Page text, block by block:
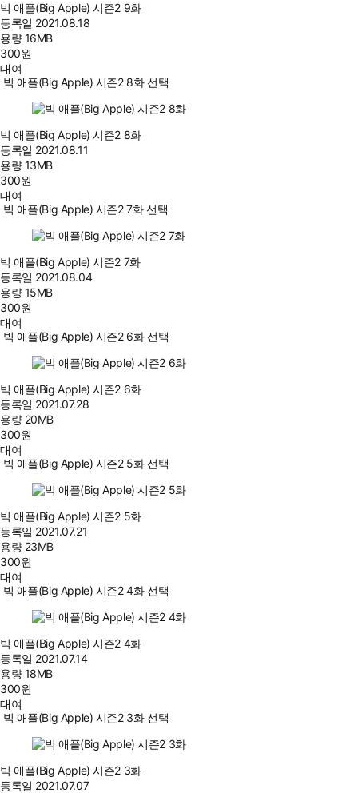
빅 애플(Big Apple) 시즌2 9화
등록일 2021.08.18
용량16MB
300원
대여
빅 애플(Big Apple) 시즌2 8화 선택
빅 애플(Big Apple) 시즌2 8화
등록일 2021.08.11
용량13MB
300원
대여
빅 애플(Big Apple) 시즌2 7화 선택
빅 애플(Big Apple) 시즌2 7화
등록일 2021.08.04
용량15MB
300원
대여
빅 애플(Big Apple) 시즌2 6화 선택
빅 애플(Big Apple) 시즌2 6화
등록일 2021.07.28
용량 20MB
300원
대여
빅 애플(Big Apple) 시즌2 5화 선택
빅 애플(Big Apple) 시즌2 5화
등록일 2021.07.21
용량 23MB
300원
대여
빅 애플(Big Apple) 시즌2 4화 선택
빅 애플(Big Apple) 시즌2 4화
등록일 2021.07.14
용량18MB
300원
대여
빅 애플(Big Apple) 시즌2 3화 선택
빅 애플(Big Apple) 시즌2 3화
등록일 2021.07.07